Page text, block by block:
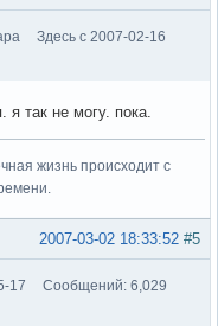
Здесь с 2007-02-16
я так не могу. пока.
жизнь происходит с
#5
2007-03-02 18:33:52
17
Сообщений: 6,029